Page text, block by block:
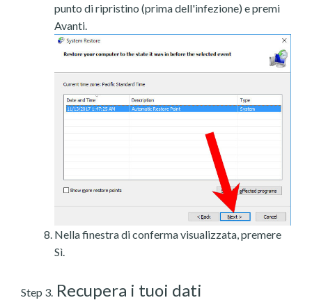
punto di ripristino (prima dell'infezione) e premi
Avanti.
Nella finestra di conferma visualizzata, premere
Sì.
Step 3. Recupera i tuoi dati